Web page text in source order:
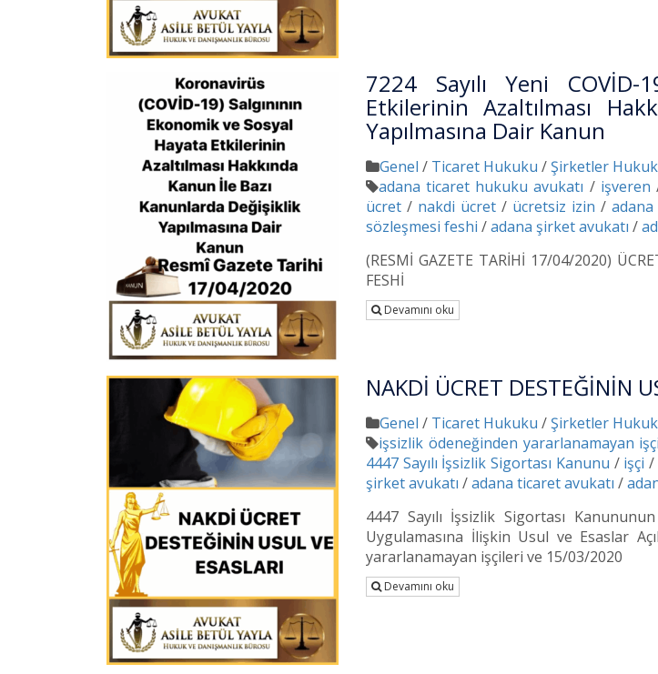
7224 Sayılı Yeni COVİD-
Etkilerinin Azaltılması
Yapılmasına Dair Kanun
Genel / Ticaret Hukuku / Şirketler
adana ticaret hukuku avukatı / işveren
ücret / nakdi ücret / ücretsiz izin /
sözleşmesi feshi /adana şirket avukatı /
(RESMİ GAZETE TARİHİ 17/04/2020)
FESHİ
Devamını oku
NAKDİ ÜCRET DESTEĞİNİN
Genel / Ticaret Hukuku / Şirketler
işsizlik ödeneğinden yararlanamayan işçi
4447 Sayılı İşsizlik Sigortası Kanunu / işçi /
şirket avukatı /adana ticaret avukatı /
4447 Sayılı İşsizlik Sigortası
Uygulamasına İlişkin Usul ve Esaslar
yararlanamayan işçileri ve 15/03/2020
Devamını oku